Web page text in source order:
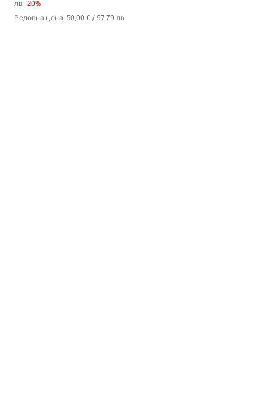
лв -20%
Редовна цена: 50,00 € / 97,79 лв